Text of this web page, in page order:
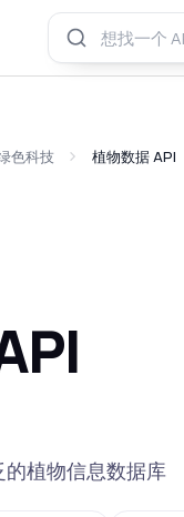
色科技 植物数据 API
植物信息数据库